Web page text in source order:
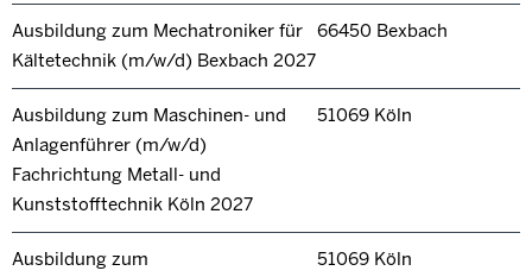
Ausbildung zum Mechatroniker für
Kältetechnik (m/w/d) Bexbach 2027
66450 Bexbach
Ausbildung zum Maschinen- und
Anlagenführer (m/w/d)
Fachrichtung Metall- und
Kunststofftechnik Köln 2027
51069 Köln
Ausbildung zum
51069 Köln